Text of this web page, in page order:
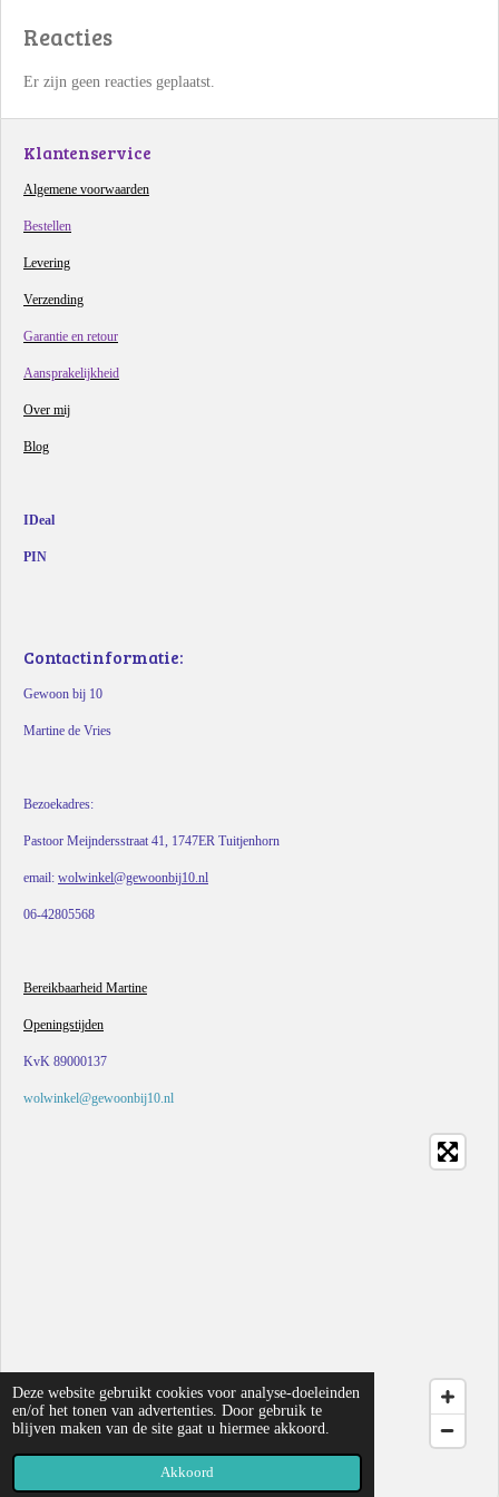
Deze website gebruikt cookies voor analyse-doeleinden
en/of het tonen van advertenties. Door gebruik te
blijven maken van de site gaat u hiermee akkoord.
Akkoord
Reacties
Er zijn geen reacties geplaatst.
Klantenservice
Algemene voorwaarden
Bestellen
Levering
Verzending
Garantie en retour
Aansprakelijkheid
Over mij
Blog
IDeal
PIN
Contactinformatie:
Gewoon bij 10
Martine de Vries
Bezoekadres:
Pastoor Meijndersstraat 41, 1747ER Tuitjenhorn
email: wolwinkel@gewoonbij10.nl
06-42805568
Bereikbaarheid Martine
Openingstijden
KvK 89000137
wolwinkel@gewoonbij10.nl
© 2019 - 2026 Gewoon bij 10